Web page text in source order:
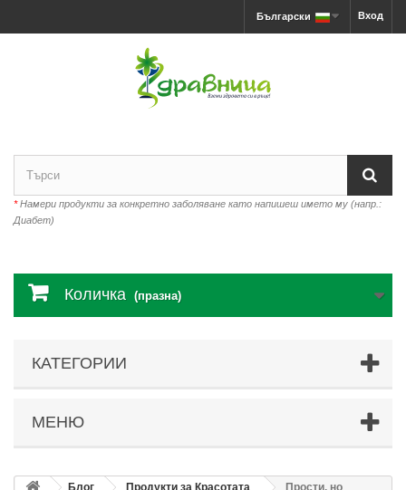
Вход
Български
*Намери продукти за конкретно заболяване като напишеш името му (напр.:
Диабет)
Количка (празна)
КАТЕГОРИИ
МЕНЮ
Блог Продукти за Красотата
Прости, но